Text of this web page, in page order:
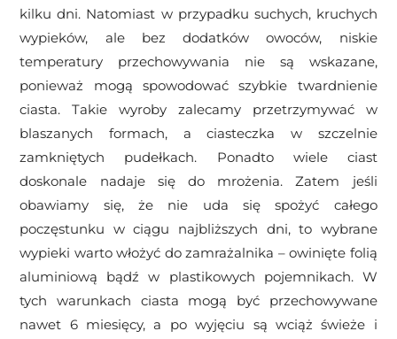
kilku dni. Natomiast w przypadku suchych, kruchych
wypieków, ale bez dodatków owoców, niskie
temperatury przechowywania nie są wskazane,
ponieważ mogą spowodować szybkie twardnienie
ciasta. Takie wyroby zalecamy przetrzymywać w
blaszanych formach, a ciasteczka w szczelnie
zamkniętych pudełkach. Ponadto wiele ciast
doskonale nadaje się do mrożenia. Zatem jeśli
obawiamy się, że nie uda się spożyć całego
poczęstunku w ciągu najbliższych dni, to wybrane
wypieki warto włożyć do zamrażalnika – owinięte folią
aluminiową bądź w plastikowych pojemnikach. W
tych warunkach ciasta mogą być przechowywane
nawet 6 miesięcy, a po wyjęciu są wciąż świeże i